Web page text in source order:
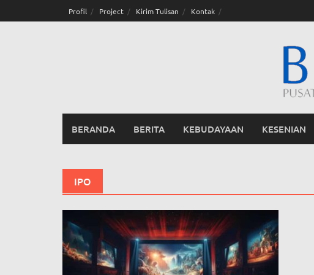
to
Profil Project Kirim Tulisan Kontak
BERANDA BERITA KEBUDAYAAN KESENIAN
IPO